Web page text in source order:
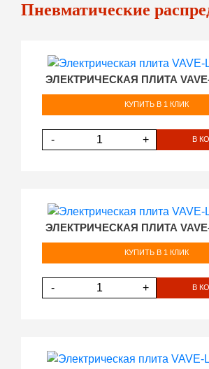
Пневматические
ЭЛЕКТРИЧЕСКАЯ ПЛИТА VAVE-
КУПИТЬ В 1 КЛИК
- + В
ЭЛЕКТРИЧЕСКАЯ ПЛИТА VAVE-
КУПИТЬ В 1 КЛИК
- + В